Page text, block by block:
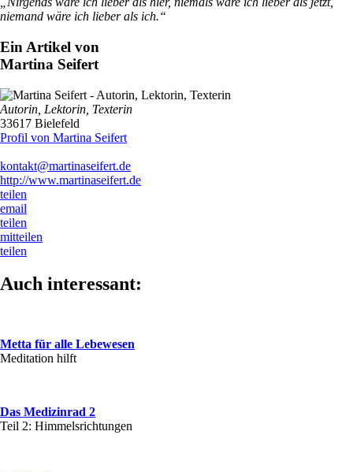
niemand wäre ich lieber als ich.“
Ein Artikel von
Martina Seifert
Autorin, Lektorin, Texterin
33617 Bielefeld
Profil von Martina Seifert
kontakt@martinaseifert.de
http://www.martinaseifert.de
teilen
email
teilen
mitteilen
teilen
Auch interessant:
Metta für alle Lebewesen
Meditation hilft
Das Medizinrad 2
Teil 2: Himmelsrichtungen